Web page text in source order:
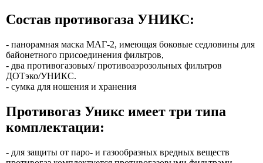
Состав противогаза УНИКС:
- панорамная маска МАГ-2, имеющая боковые седловины для
байонетного присоединения фильтров,
- два противогазовых/ противоаэрозольных фильтров
ДОТэко/УНИКС.
- сумка для ношения и хранения
Противогаз Уникс имеет три типа
комплектации:
- для защиты от паро- и газообразных вредных веществ